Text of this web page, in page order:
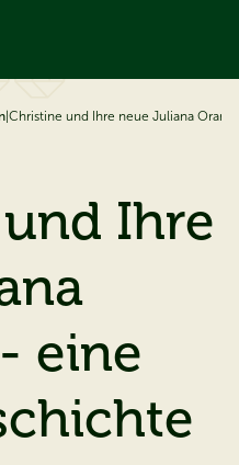
Christine und Ihre neue Juliana
Ihre
eine